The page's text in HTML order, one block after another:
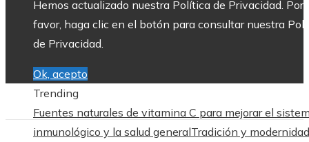
Hemos actualizado nuestra Política de Privacidad. Por
favor, haga clic en el botón para consultar nuestra
de Privacidad.
Ok, acepto
Trending
Fuentes naturales de vitamina C para mejorar el
inmunológico y la salud generalTradición y